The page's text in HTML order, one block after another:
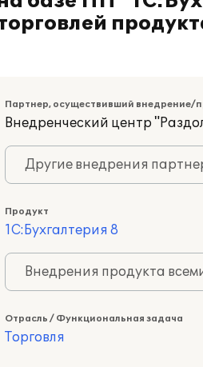
Партнер, осуществивший внедрение/
Внедренческий центр
Другие внедрения
Продукт
1С:Бухгалтерия 8
Внедрения продукта
Отрасль / Функциональная задача
Торговля